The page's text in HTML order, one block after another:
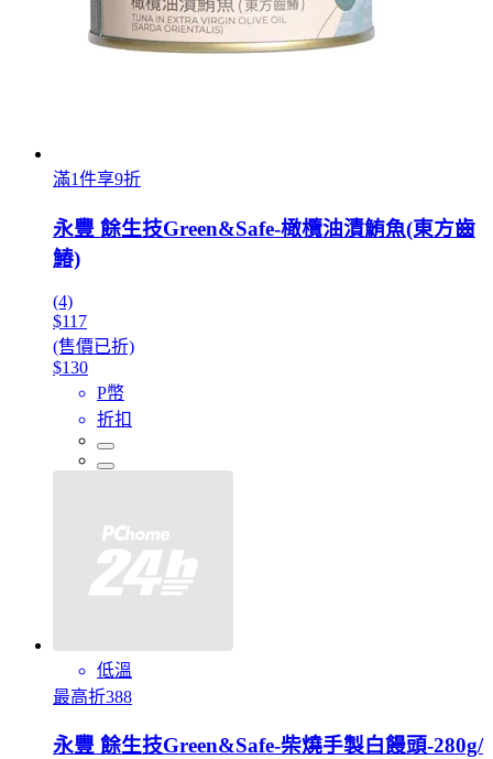
滿1件享9折
永豐 餘生技Green&Safe-橄欖油漬鮪魚(東方齒
鰆)
(4)
$117
(售價已折)
$130
P幣
折扣
低溫
最高折388
永豐 餘生技Green&Safe-柴燒手製白饅頭-280g/